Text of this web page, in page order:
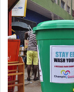
中国日